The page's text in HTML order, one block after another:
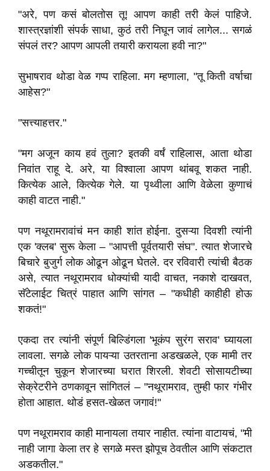
"अरे, पण कसं बोलतोस तू! आपण काही तरी केलं पाहिजे.
शास्त्रज्ञांशी संपर्क साधा, कुठं तरी निघून जावं लागेल... सगळं
संपलं तर? आपण आपली तयारी करायला हवी ना?"
सुभाषराव थोडा वेळ गप्प राहिला. मग म्हणाला, "तू किती वर्षाचा
आहेस?"
"सत्त्याहत्तर."
"मग अजून काय हवं तुला? इतकी वर्षं राहिलास, आता थोडा
निवांत राहू दे. अरे, या विश्वाला आपण थांबवू शकत नाही.
कित्येक आले, कित्येक गेले. या पृथ्वीला आणि वेळेला कुणाचं
काही वाटत नाही."
पण नथूरामरावांचं मन काही शांत होईना. दुसऱ्या दिवशी त्यांनी
एक 'क्लब' सुरू केला – "आपत्ती पूर्वतयारी संघ". त्यात शेजारचे
बिचारे बुजुर्ग लोक ओढून ओढून घेतले. दर रविवारी त्यांची बैठक
असे, त्यात नथूरामराव धोक्यांची यादी वाचत, नकाशे दाखवत,
सॅटेलाईट चित्रं पाहात आणि सांगत – "कधीही काहीही होऊ
शकतं!"
एकदा तर त्यांनी संपूर्ण बिल्डिंगला 'भूकंप सुरंग सराव' घ्यायला
लावला. सगळे लोक पायऱ्या उतरताना अडखळले, एक मामी तर
गच्चीतून चुकून शेजारच्या घरात शिरली. शेवटी सोसायटीच्या
सेक्रेटरीने ठणकावून सांगितलं – "नथूरामराव, तुम्ही फार गंभीर
होता आहात. थोडं हसत-खेळत जगावं!"
पण नथूरामराव काही मानायला तयार नाहीत. त्यांना वाटायचं, "मी
नाही जागा केला तर हे सगळे मस्त झोपूच ठेवतील आणि संकटात
अडकतील."